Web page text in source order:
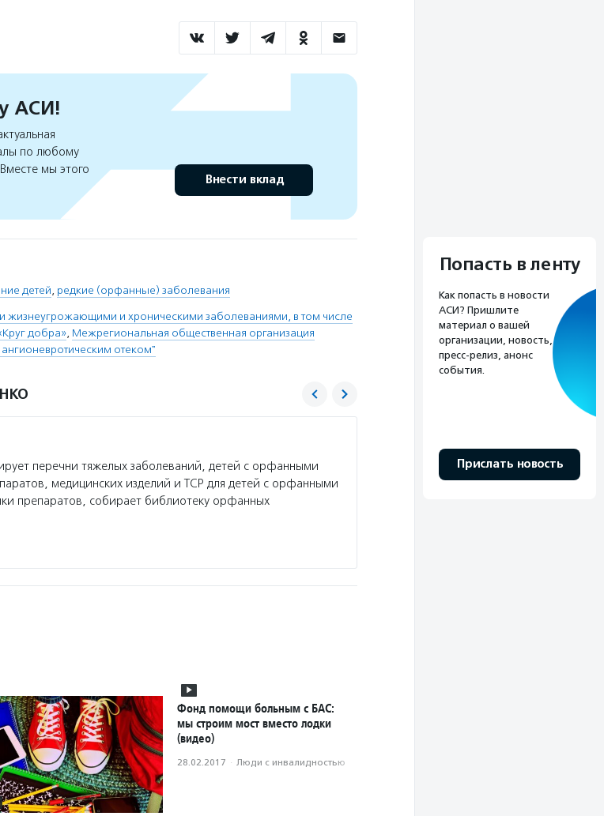
АСИ!
по любому
мы этого
Внести вклад
детей, редкие (орфанные) заболевания
жизнеугрожающими и хроническими заболеваниями, в том числе
добра», Межрегиональная общественная организация
отеком"
перечни тяжелых заболеваний, детей с орфанными
медицинских изделий и ТСР для детей с орфанными
препаратов, собирает библиотеку орфанных
Общество пациентов с
с таким заболеванием получать льготную
Фонд помощи больным с БАС:
мы строим мост вместо лодки
(видео)
28.02.2017 · Люди с инвалидностью
Попасть в ленту
Как попасть в новости
АСИ? Пришлите
материал о вашей
организации, новость,
пресс-релиз, анонс
события.
Прислать новость